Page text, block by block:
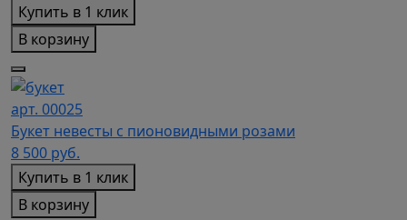
Купить в 1 клик
В корзину
арт. 00025
Букет невесты с пионовидными розами
8 500 руб.
Купить в 1 клик
В корзину